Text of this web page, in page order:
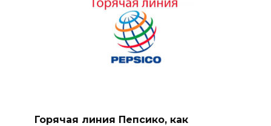
Горячая линия Пепсико, как